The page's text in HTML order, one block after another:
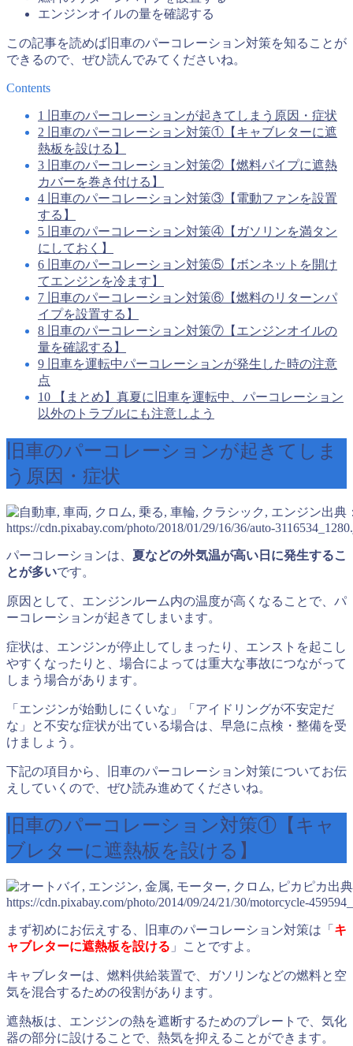
エンジンオイルの量を確認する
この記事を読めば旧車のパーコレーション対策を知ることが
できるので、ぜひ読んでみてくださいね。
Contents
1 旧車のパーコレーションが起きてしまう原因・症状
2 旧車のパーコレーション対策①【キャブレターに遮
熱板を設ける】
3 旧車のパーコレーション対策②【燃料パイプに遮熱
カバーを巻き付ける】
4 旧車のパーコレーション対策③【電動ファンを設置
する】
5 旧車のパーコレーション対策④【ガソリンを満タン
にしておく】
6 旧車のパーコレーション対策⑤【ボンネットを開け
てエンジンを冷ます】
7 旧車のパーコレーション対策⑥【燃料のリターンパ
イプを設置する】
8 旧車のパーコレーション対策⑦【エンジンオイルの
量を確認する】
9 旧車を運転中パーコレーションが発生した時の注意
点
10 【まとめ】真夏に旧車を運転中、パーコレーション
以外のトラブルにも注意しよう
旧車のパーコレーションが起きてしま
う原因・症状
出典
https://cdn.pixabay.com/photo/2018/01/29/16/36/auto-
パーコレーションは、 夏などの外気温が高い日に発生するこ
とが多いです。
原因として、エンジンルーム内の温度が高くなることで、パ
ーコレーションが起きてしまいます。
症状は、エンジンが停止してしまったり、エンストを起こし
やすくなったりと、場合によっては重大な事故につながって
しまう場合があります。
「エンジンが始動しにくいな」「アイドリングが不安定だ
な」と不安な症状が出ている場合は、早急に点検・整備を受
けましょう。
下記の項目から、旧車のパーコレーション対策についてお伝
えしていくので、ぜひ読み進めてくださいね。
旧車のパーコレーション対策①【キャ
ブレターに遮熱板を設ける】
出
https://cdn.pixabay.com/photo/2014/09/24/21/30/motorcycle-
まず初めにお伝えする、旧車のパーコレーション対策は「 キ
ャブレターに遮熱板を設ける 」ことですよ。
キャブレターは、燃料供給装置で、ガソリンなどの燃料と空
気を混合するための役割があります。
遮熱板は、エンジンの熱を遮断するためのプレートで、気化
器の部分に設けることで、熱気を抑えることができます。